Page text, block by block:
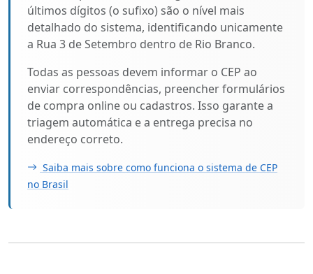
últimos dígitos (o sufixo) são o nível mais
detalhado do sistema, identificando unicamente
a Rua 3 de Setembro dentro de Rio Branco.
Todas as pessoas devem informar o CEP ao
enviar correspondências, preencher formulários
de compra online ou cadastros. Isso garante a
triagem automática e a entrega precisa no
endereço correto.
Saiba mais sobre como funciona o sistema de CEP
no Brasil